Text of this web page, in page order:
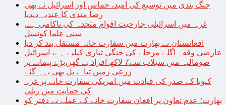
جنگ بندی میں توسیع کی امید، حماس اور اسرائیل نے بھی
رضا مندی کا عندیہ دیدیا
غزہ میں اسرائیلی جارحیت اقوام متحدہ کی ناکامی ہے,
سنی علما کونسل
افغانستان نے بھارت میں سفارت خانہ مستقل بند کر دیا
عارضی وقفہ اگلے مرحلے کی جنگی تیاری کیلیے ہے، اسرائیل
صومالیہ میں سیلاب سے7 لاکھ افراد بے گھر،بڑے پیمانے پر
زرعی زمین تباہ، پل بھی بہہ گئے
کیوبا کے صدر کی قیادت میں امریکی سفارت خانے پر غزہ
کی حمایت میں ریلی
بھارت؛ عدم تعاون پر افغان سفارت خانے کے عملے نے دفتر کو